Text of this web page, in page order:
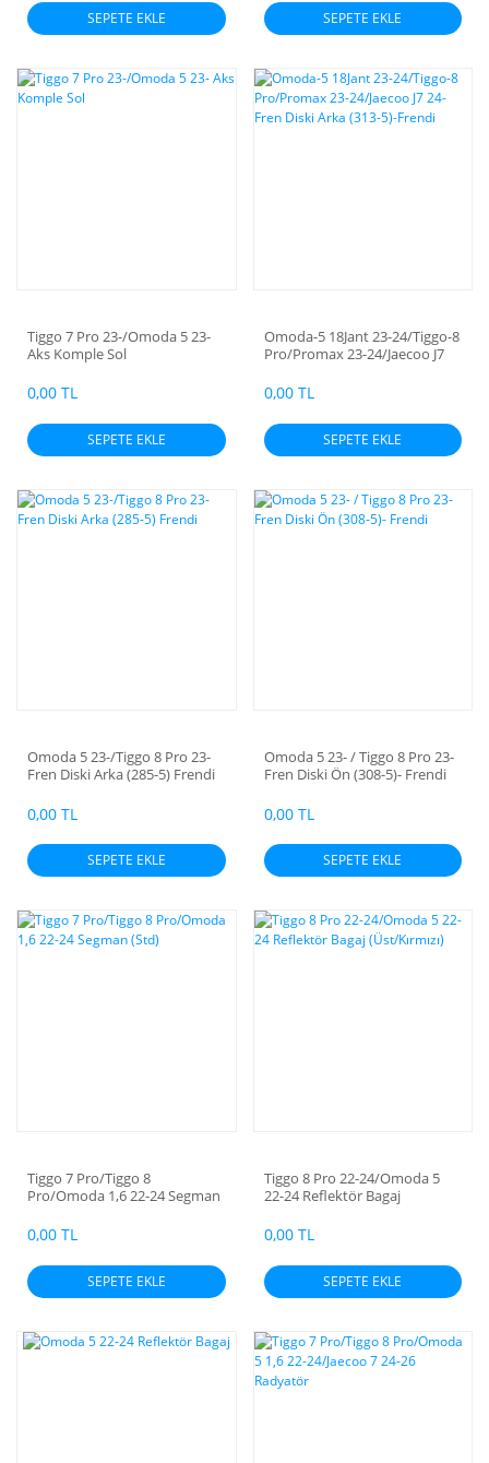
SEPETE EKLE SEPETE EKLE
Tiggo 7 Pro 23-/Omoda 5 23-
Aks Komple Sol
0,00 TL
SEPETE EKLE
Omoda-5 18Jant 23-24/Tiggo-8
Pro/Promax 23-24/Jaecoo J7
Frendi
0,00 TL
SEPETE EKLE
Omoda 5 23-/Tiggo 8 Pro 23-
Fren Diski Arka (285-5) Frendi
0,00 TL
SEPETE EKLE
Omoda 5 23- / Tiggo 8 Pro 23-
Fren Diski Ön (308-5)- Frendi
0,00 TL
SEPETE EKLE
Tiggo 7 Pro/Tiggo 8
Pro/Omoda 1,6 22-24 Segman
0,00 TL
SEPETE EKLE
Tiggo 8 Pro 22-24/Omoda 5
22-24 Reflektör Bagaj
0,00 TL
SEPETE EKLE